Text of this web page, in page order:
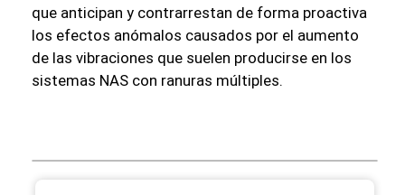
que anticipan y contrarrestan de forma proactiva
los efectos anómalos causados por el aumento
de las vibraciones que suelen producirse en los
sistemas NAS con ranuras múltiples.